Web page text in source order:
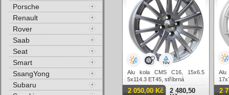
Alu kola CMS C16, 15x6.5
5x114.3 ET45, stříbrná
2 050,00 Kč
2 480,50
Alu
2
Porsche
Renault
Rover
Saab
Seat
Smart
SsangYong
Subaru